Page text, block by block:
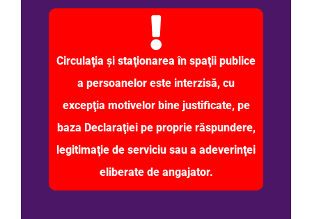
Circulaţia şi staţionarea în spaţii publice
a persoanelor este interzisă, cu
excepţia motivelor bine justificate, pe
baza Declaraţiei pe proprie răspundere,
legitimaţie de serviciu sau a adeverinţei
eliberate de angajator.